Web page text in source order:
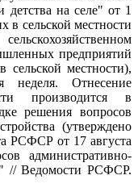
на селе" от 1
в сельской местности
предприятий
сельской местности),
неделя. Отнесение
производится в
решения вопросов
(утверждено
РСФСР от 17 августа
административно-
// Ведомости РСФСР.